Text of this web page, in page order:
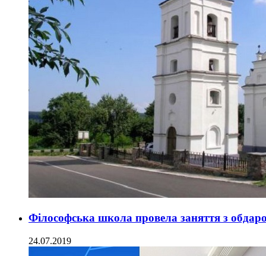
Філософська школа провела заняття з
24.07.2019